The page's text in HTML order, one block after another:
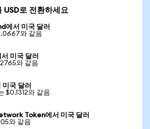
USD로 전환하세요
에서 미국 달러
와 같음
미국 달러
와 같음
국 달러
$0.1312와 같음
Token에서 미국 달러
와 같음